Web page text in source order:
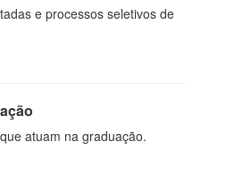
e processos seletivos de
atuam na graduação.